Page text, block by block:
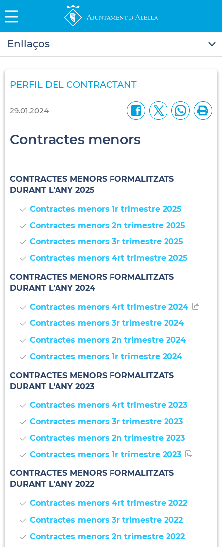
Enllaços
PERFIL DEL CONTRACTANT
29.01.2024
Contractes menors
CONTRACTES MENORS FORMALITZATS
DURANT L'ANY 2025
Contractes menors 1r trimestre 2025
Contractes menors 2n trimestre 2025
Contractes menors 3r trimestre 2025
Contractes menors 4rt trimestre 2025
CONTRACTES MENORS FORMALITZATS
DURANT L'ANY 2024
Contractes menors 4rt trimestre 2024
Contractes menors 3r trimestre 2024
Contractes menors 2n trimestre 2024
Contractes menors 1r trimestre 2024
CONTRACTES MENORS FORMALITZATS
DURANT L'ANY 2023
Contractes menors 4rt trimestre 2023
Contractes menors 3r trimestre 2023
Contractes menors 2n trimestre 2023
Contractes menors 1r trimestre 2023
CONTRACTES MENORS FORMALITZATS
DURANT L'ANY 2022
Contractes menors 4rt trimestre 2022
Contractes menors 3r trimestre 2022
Contractes menors 2n trimestre 2022